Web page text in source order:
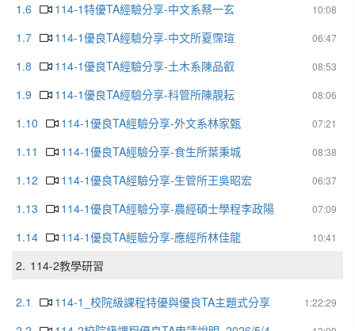
1.6
10:08
114-1特優TA經驗分享-中文系蔡一玄
1.7
06:47
114-1優良TA經驗分享-中文所夏霈瑄
1.8
08:53
114-1優良TA經驗分享-土木系陳品叡
1.9
08:06
114-1優良TA經驗分享-科管所陳靚耘
1.10
07:21
114-1優良TA經驗分享-外文系林家甄
1.11
08:38
114-1優良TA經驗分享-食生所葉秉城
1.12
06:37
114-1優良TA經驗分享-生管所王吳昭宏
1.13
07:09
114-1優良TA經驗分享-農經碩士學程李政陽
1.14
10:41
114-1優良TA經驗分享-應經所林佳龍
2. 114-2教學研習
2.1 1:22:29
114-1_校院級課程特優與優良TA主題式分享